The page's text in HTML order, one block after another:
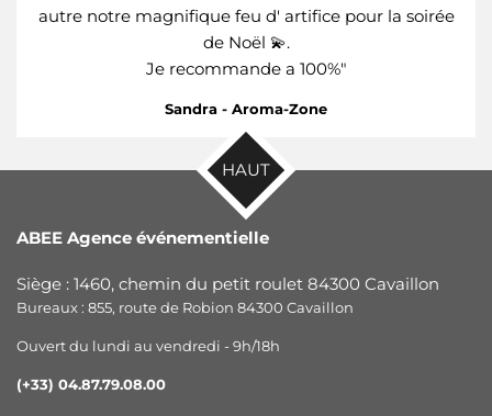
autre notre magnifique feu d' artifice pour la soirée
de Noël 💫.
Je recommande a 100%"
Sandra - Aroma-Zone
HAUT
ABEE Agence événementielle
Siège : 1460, chemin du petit roulet 84300 Cavaillon
Bureaux : 855, route de Robion 84300 Cavaillon
Ouvert du lundi au vendredi - 9h/18h
(+33) 04.87.79.08.00